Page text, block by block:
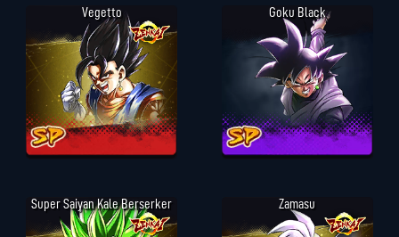
Vegetto Goku Black
Super Saiyan Kale Berserker Zamasu